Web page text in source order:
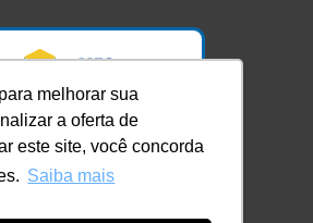
melhorar sua
a oferta de
este site, você concorda
Saiba mais